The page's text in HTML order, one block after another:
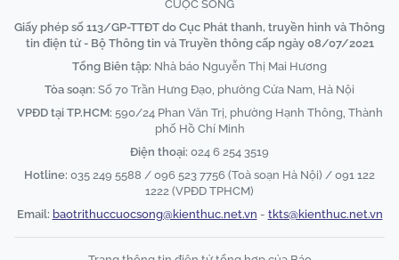
CUỘC SỐNG
Giấy phép số 113/GP-TTĐT do Cục Phát thanh, truyền hình và Thông
tin điện tử - Bộ Thông tin và Truyền thông cấp ngày 08/07/2021
Tổng Biên tập: Nhà báo Nguyễn Thị Mai Hương
Tòa soạn: Số 70 Trần Hưng Đạo, phường Cửa Nam, Hà Nội
VPĐD tại TP.HCM: 590/24 Phan Văn Trị, phường Hạnh Thông, Thành
phố Hồ Chí Minh
Điện thoại: 024 6 254 3519
Hotline: 035 249 5588 / 096 523 7756 (Toà soạn Hà Nội) / 091 122
1222 (VPĐD TPHCM)
Email: baotrithuccuocsong@kienthuc.net.vn - tkts@kienthuc.net.vn